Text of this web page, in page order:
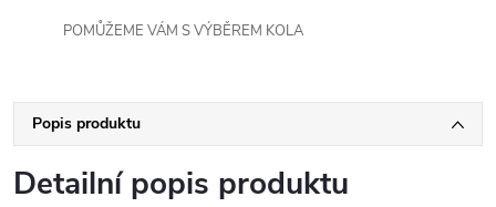
POMŮŽEME VÁM S VÝBĚREM KOLA
Popis produktu
Detailní popis produktu